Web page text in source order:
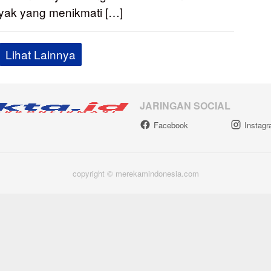
yang menikmati […]
Lihat Lainnya
JARINGAN SOCIAL
Facebook
copyright © merekamindonesia.com